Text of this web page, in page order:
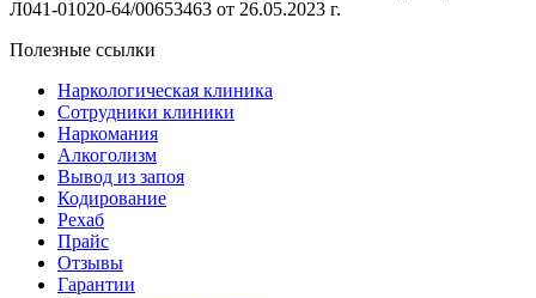
Л041-01020-64/00653463 от 26.05.2023 г.
Полезные ссылки
Наркологическая клиника
Сотрудники клиники
Наркомания
Алкоголизм
Вывод из запоя
Кодирование
Рехаб
Прайс
Отзывы
Гарантии